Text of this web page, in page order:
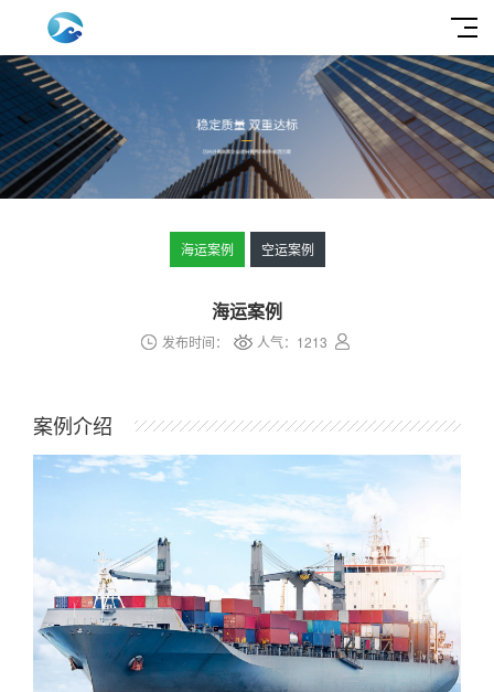
海运案例 空运案例
海运案例
发布时间： 人气： 1213
案例介绍